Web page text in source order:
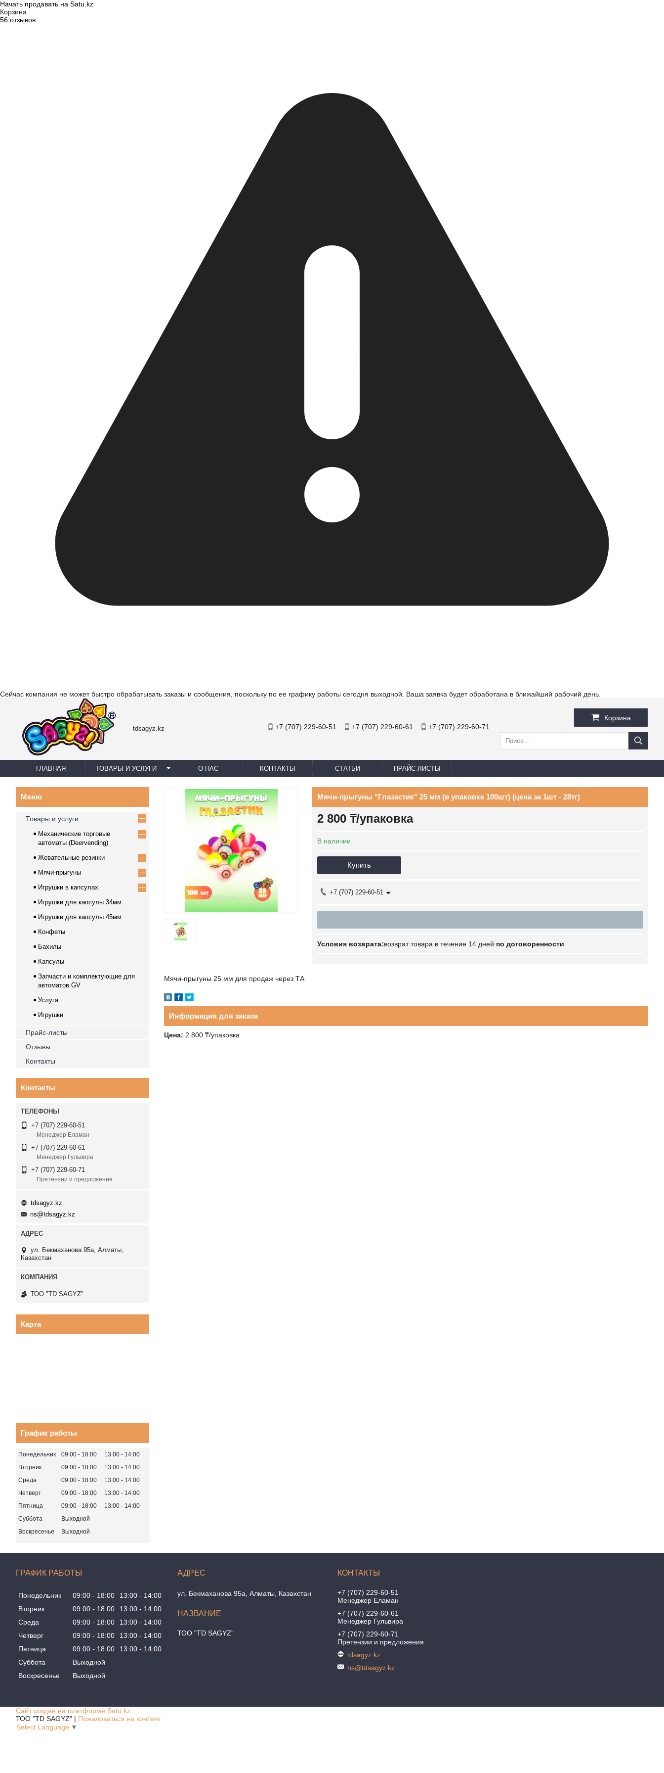
Начать продавать на Satu.kz
Корзина
56 отзывов
Сейчас компания не может быстро обрабатывать заказы и сообщения, поскольку по ее графику работы сегодня выходной. Ваша заявка будет обработана в ближайший рабочий день.
tdsagyz.kz +7 (707) 229-60-51 +7 (707) 229-60-61 +7 (707) 229-60-71
Корзина
ГЛАВНАЯ ТОВАРЫ И УСЛУГИ О НАС КОНТАКТЫ СТАТЬИ ПРАЙС-ЛИСТЫ
Мячи-прыгуны "Глазастик" 25 мм (в упаковке 100шт) (цена за 1шт - 28тг)
2 800 ₸/упаковка
В наличии
Купить
+7 (707) 229-60-51
возврат товара в течение 14 дней по договоренности
Мячи-прыгуны 25 мм для продаж через ТА
Информация для заказа
Цена: 2 800 ₸/упаковка
Товары и услуги
Механические торговые
автоматы (Deervending)
Жевательные резинки
Мячи-прыгуны
Игрушки в капсулах
Игрушки для капсулы 34мм
Игрушки для капсулы 45мм
Конфеты
Бахилы
Капсулы
Запчасти и комплектующие для
автоматов GV
Услуга
Игрушки
Прайс-листы
Отзывы
Контакты
Контакты
+7 (707) 229-60-51
Менеджер Еламан
+7 (707) 229-60-61
Менеджер Гульвира
+7 (707) 229-60-71
Претензии и предложения
tdsagyz.kz
ns@tdsagyz.kz
ул. Бекмаханова 95а, Алматы,
Казахстан
ТОО "TD SAGYZ"
Карта
График работы
Понедельник 09:00 18:00 13:00
14:00
Вторник
09:00 18:00 13:00
14:00
Среда
09:00 18:00 13:00
14:00
Четверг
09:00 18:00 13:00
14:00
Пятница
09:00 18:00 13:00
14:00
Суббота
Выходной
Воскресенье
Выходной
ГРАФИК РАБОТЫ
Понедельник 09:00 18:00 13:00
14:00
Вторник
09:00 18:00 13:00
14:00
Среда
09:00 18:00 13:00
14:00
Четверг
09:00 18:00 13:00
14:00
Пятница
09:00 18:00 13:00
14:00
Суббота
Выходной
Воскресенье
Выходной
ул. Бекмаханова 95а, Алматы, Казахстан
ТОО "TD SAGYZ"
+7 (707) 229-60-51
Менеджер Еламан
+7 (707) 229-60-61
Менеджер Гульвира
+7 (707) 229-60-71
Претензии и предложения
tdsagyz.kz
ns@tdsagyz.kz
Сайт создан на платформе Satu.kz
ТОО "TD SAGYZ" | Пожаловаться на контент
Select Language ▼